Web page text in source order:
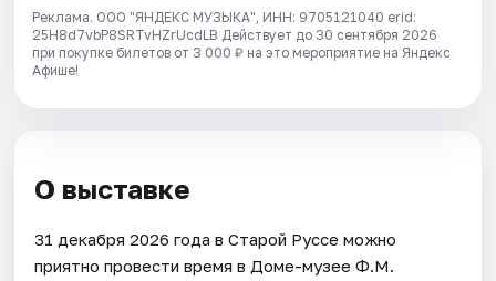
Реклама. ООО "ЯНДЕКС МУЗЫКА", ИНН: 9705121040 erid:
25H8d7vbP8SRTvHZrUcdLB Действует до 30 сентября 2026
при покупке билетов от 3 000 ₽ на это мероприятие на Яндекс
Афише!
О выставке
31 декабря 2026 года в Старой Руссе можно
приятно провести время в Доме-музее Ф.М.